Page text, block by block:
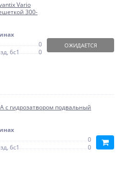
Vario
300-
0
6с1
0
ОЖИДАЕТСЯ
с гидрозатвором подвальный
0
6с1
0